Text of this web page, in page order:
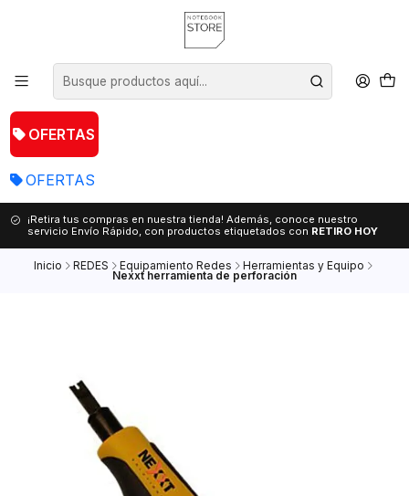
OFERTAS
OFERTAS
¡Retira tus compras en nuestra tienda! Además, conoce nuestro
servicio Envío Rápido, con productos etiquetados con RETIRO HOY
Inicio REDES Equipamiento Redes Herramientas y Equipo
Nexxt herramienta de perforación